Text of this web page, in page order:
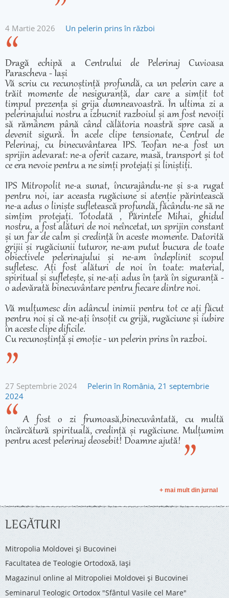
4 Martie 2026 Un pelerin prins în război
Dragă echipă a Centrului de Pelerinaj Cuvioasa
Parascheva - Iași
Vă scriu cu recunoștință profundă, ca un pelerin care a
trăit momente de nesiguranță, dar care a simțit tot
timpul prezența și grija dumneavoastră. În ultima zi a
pelerinajului nostru a izbucnit razboiul și am fost nevoiți
să rămânem până când călătoria noastră spre casă a
devenit sigură. În acele clipe tensionate, Centrul de
Pelerinaj, cu binecuvântarea IPS. Teofan ne-a fost un
sprijin adevarat: ne-a oferit cazare, masă, transport și tot
ce era nevoie pentru a ne simți protejați și liniștiți.
IPS Mitropolit ne-a sunat, încurajându-ne și s-a rugat
pentru noi, iar aceasta rugăciune si atenție părintească
ne-a adus o liniște sufletească profundă, făcându-ne să ne
simțim protejați. Totodată , Părintele Mihai, ghidul
nostru, a fost alături de noi neîncetat, un sprijin constant
și un far de calm și credință în aceste momente. Datorită
grijii și rugăciunii tuturor, ne-am putut bucura de toate
obiectivele pelerinajului și ne-am îndeplinit scopul
sufletesc. Ați fost alături de noi în toate: material,
spiritual și sufletește, și ne-ați adus în țară în siguranță -
o adevărată binecuvântare pentru fiecare dintre noi.
Vă mulțumesc din adâncul inimii pentru tot ce ați făcut
pentru noi și că ne-ați însoțit cu grijă, rugăciune și iubire
în aceste clipe dificile.
Cu recunoștință și emoție - un pelerin prins în razboi.
27 Septembrie 2024
Pelerin în România, 21 septembrie
2024
A fost o zi frumoasă,binecuvântată, cu multă
încărcătură spirituală, credință și rugăciune. Mulțumim
pentru acest pelerinaj deosebit! Doamne ajută!
+ mai mult din jurnal
LEGĂTURI
Mitropolia Moldovei și Bucovinei
Facultatea de Teologie Ortodoxă, Iaşi
Magazinul online al Mitropoliei Moldovei și Bucovinei
Seminarul Teologic Ortodox "Sfântul Vasile cel Mare"